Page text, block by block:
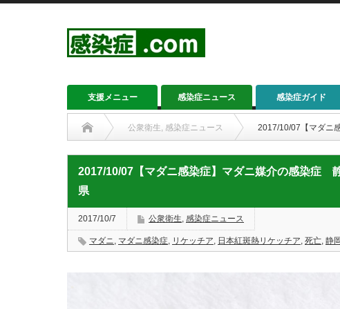
支援メニュー 感染症ニュース 感染症ガイド
公衆衛生, 感染症ニュース 2017/10/07【マダニ
2017/10/07【マダニ感染症】マダニ媒介の感染症
県
2017/10/7 公衆衛生, 感染症ニュース
マダニ, マダニ感染症, リケッチア, 日本紅斑熱リケッチア, 死亡, 静